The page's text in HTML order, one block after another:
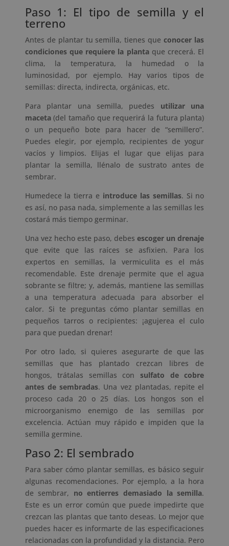
Paso 1: El tipo de semilla y el
terreno
Antes de plantar tu semilla, tienes queconocer las
condiciones que requiere la plantaque crecerá. El
clima, la temperatura, la humedad o la
luminosidad, por ejemplo. Hay varios tipos de
semillas: directa, indirecta, orgánicas, etc.
Para plantar una semilla, puedes utilizar una
maceta(del tamaño que requerirá la futura planta)
o un pequeño bote para hacer de “semillero”.
Puedes elegir, por ejemplo, recipientes de yogur
vacíos y limpios. Elijas el lugar que elijas para
plantar la semilla, llénalo de sustrato antes de
sembrar.
Humedece la tierra e introduce las semillas. Si no
es así, no pasa nada, simplemente a las semillas les
costará más tiempo germinar.
Una vez hecho este paso, debesescoger un drenaje
que evite que las raíces se asfixien. Para los
expertos en semillas, la vermiculita es el más
recomendable. Este drenaje permite que el agua
sobrante se filtre; y, además, mantiene las semillas
a una temperatura adecuada para absorber el
calor. Si te preguntas cómo plantar semillas en
pequeños tarros o recipientes: ¡agujerea el culo
para que puedan drenar!
Por otro lado, si quieres asegurarte de que las
semillas que has plantado crezcan libres de
hongos, trátalas semillas con sulfato de cobre
antes de sembradas. Una vez plantadas, repite el
proceso cada 20 o 25 días. Los hongos son el
microorganismo enemigo de las semillas por
excelencia. Actúan muy rápido e impiden que la
semilla germine.
Paso 2: El sembrado
Para saber cómo plantar semillas, es básico seguir
algunas recomendaciones. Por ejemplo, a la hora
de sembrar, no entierres demasiado la semilla.
Este es un error común que puede impedirte que
crezcan las plantas que tanto deseas. Lo mejor que
puedes hacer es informarte de las especificaciones
relacionadas con la profundidad y la distancia. Pero